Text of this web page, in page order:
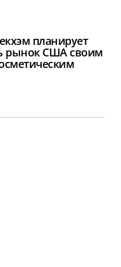
планирует
рынок США своим